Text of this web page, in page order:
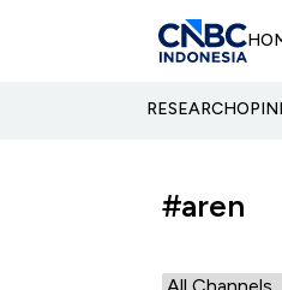
RESEARCH
#aren